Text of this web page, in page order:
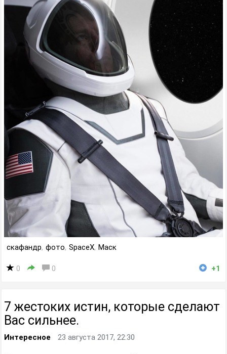
скафандр, фото, SpaceX, Маск
0 0 +1
7 жестоких истин, которые сделают
Вас сильнее.
Интересное 23 августа 2017, 22:30